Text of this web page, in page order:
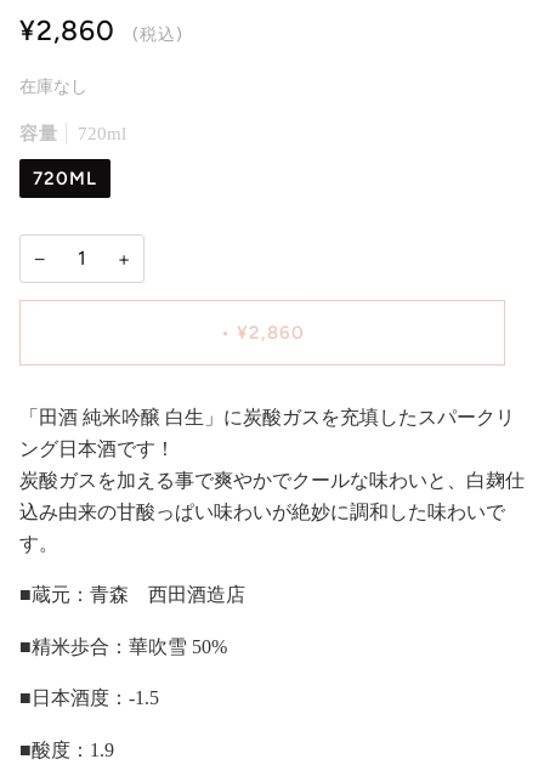
¥2,860 (税込)
在庫なし
容量 720ml
720ML
− +
• ¥2,860
「田酒 純米吟醸 白生」に炭酸ガスを充填したスパークリ
ング日本酒です！
炭酸ガスを加える事で爽やかでクールな味わいと、白麹仕
込み由来の甘酸っぱい味わいが絶妙に調和した味わいで
す。
■蔵元：青森 西田酒造店
■精米歩合：華吹雪 50%
■日本酒度：-1.5
■酸度：1.9